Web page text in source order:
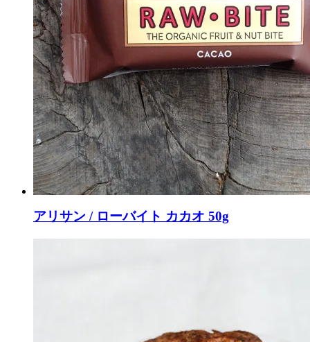
アリサン / ローバイト カカオ 50g